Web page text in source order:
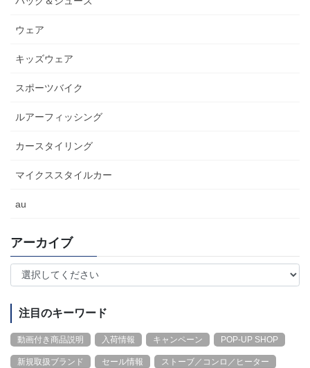
ウェア
キッズウェア
スポーツバイク
ルアーフィッシング
カースタイリング
マイクススタイルカー
au
アーカイブ
注目のキーワード
動画付き商品説明 入荷情報 キャンペーン POP-UP SHOP
新規取扱ブランド セール情報 ストーブ／コンロ／ヒーター